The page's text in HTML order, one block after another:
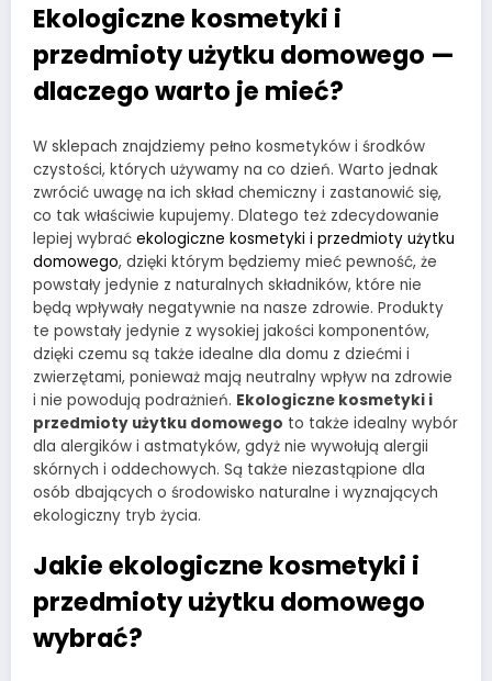
Ekologiczne kosmetyki i
przedmioty użytku domowego —
dlaczego warto je mieć?
W sklepach znajdziemy pełno kosmetyków i środków
czystości, których używamy na co dzień. Warto jednak
zwrócić uwagę na ich skład chemiczny i zastanowić się,
co tak właściwie kupujemy. Dlatego też zdecydowanie
lepiej wybrać ekologiczne kosmetyki i przedmioty użytku
domowego, dzięki którym będziemy mieć pewność, że
powstały jedynie z naturalnych składników, które nie
będą wpływały negatywnie na nasze zdrowie. Produkty
te powstały jedynie z wysokiej jakości komponentów,
dzięki czemu są także idealne dla domu z dziećmi i
zwierzętami, ponieważ mają neutralny wpływ na zdrowie
i nie powodują podrażnień. Ekologiczne kosmetyki i
przedmioty użytku domowego to także idealny wybór
dla alergików i astmatyków, gdyż nie wywołują alergii
skórnych i oddechowych. Są także niezastąpione dla
osób dbających o środowisko naturalne i wyznających
ekologiczny tryb życia.
Jakie ekologiczne kosmetyki i
przedmioty użytku domowego
wybrać?